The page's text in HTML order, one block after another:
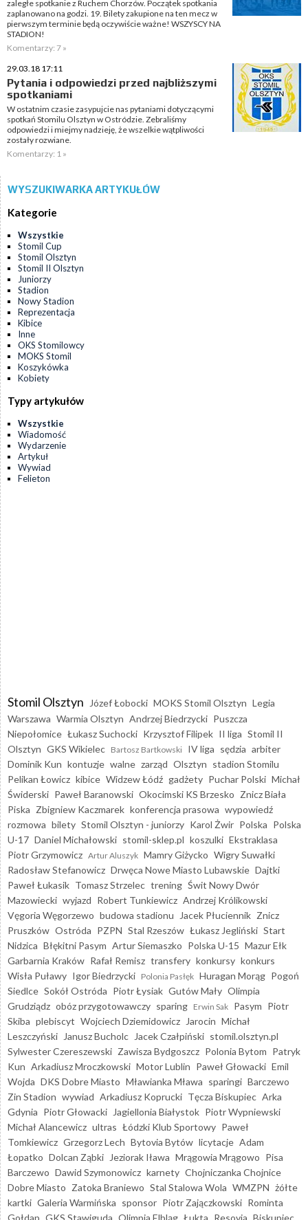
zaległe spotkanie z Ruchem Chorzów. Początek spotkania
zaplanowano na godzi. 19. Bilety zakupione na ten mecz w
pierwszym terminie będą oczywiście ważne! WSZYSCY NA
STADION!
Komentarzy: 7 »
29.03.18 17:11
Pytania i odpowiedzi przed najbliższymi
spotkaniami
W ostatnim czasie zasypujcie nas pytaniami dotyczącymi
spotkań Stomilu Olsztyn w Ostródzie. Zebraliśmy
odpowiedzi i miejmy nadzieję, że wszelkie wątpliwości
zostały rozwiane.
Komentarzy: 1 »
WYSZUKIWARKA ARTYKUŁÓW
Kategorie
Wszystkie
Stomil Cup
Stomil Olsztyn
Stomil II Olsztyn
Juniorzy
Stadion
Nowy Stadion
Reprezentacja
Kibice
Inne
OKS Stomilowcy
MOKS Stomil
Koszykówka
Kobiety
Typy artykułów
Wszystkie
Wiadomość
Wydarzenie
Artykuł
Wywiad
Felieton
Stomil Olsztyn Józef Łobocki MOKS Stomil Olsztyn Legia
Warszawa Warmia Olsztyn Andrzej Biedrzycki Puszcza
Niepołomice Łukasz Suchocki Krzysztof Filipek II liga Stomil II
Olsztyn GKS Wikielec Bartosz Bartkowski IV liga sędzia arbiter
Dominik Kun kontuzje walne zarząd Olsztyn stadion Stomilu
Pelikan Łowicz kibice Widzew Łódź gadżety Puchar Polski Michał
Świderski Paweł Baranowski Okocimski KS Brzesko Znicz Biała
Piska Zbigniew Kaczmarek konferencja prasowa wypowiedź
rozmowa bilety Stomil Olsztyn - juniorzy Karol Żwir Polska Polska
U-17 Daniel Michałowski stomil-sklep.pl koszulki Ekstraklasa
Piotr Grzymowicz Artur Aluszyk Mamry Giżycko Wigry Suwałki
Radosław Stefanowicz Drwęca Nowe Miasto Lubawskie Dajtki
Paweł Łukasik Tomasz Strzelec trening Świt Nowy Dwór
Mazowiecki wyjazd Robert Tunkiewicz Andrzej Królikowski
Vęgoria Węgorzewo budowa stadionu Jacek Płuciennik Znicz
Pruszków Ostróda PZPN Stal Rzeszów Łukasz Jegliński Start
Nidzica Błękitni Pasym Artur Siemaszko Polska U-15 Mazur Ełk
Garbarnia Kraków Rafał Remisz transfery konkursy konkurs
Wisła Puławy Igor Biedrzycki Polonia Pasłęk Huragan Morąg Pogoń
Siedlce Sokół Ostróda Piotr Łysiak Gutów Mały Olimpia
Grudziądz obóz przygotowawczy sparing Erwin Sak Pasym Piotr
Skiba plebiscyt Wojciech Dziemidowicz Jarocin Michał
Leszczyński
Janusz Bucholc Jacek Czałpiński stomil.olsztyn.pl
Sylwester Czereszewski Zawisza Bydgoszcz Polonia Bytom Patryk
Kun Arkadiusz Mroczkowski Motor Lublin Paweł Głowacki Emil
Wojda DKS Dobre Miasto Mławianka Mława sparingi Barczewo
Zin Stadion wywiad Arkadiusz Koprucki Tęcza Biskupiec Arka
Gdynia Piotr Głowacki Jagiellonia Białystok Piotr Wypniewski
Michał Alancewicz ultras Łódzki Klub Sportowy Paweł
Tomkiewicz Grzegorz Lech Bytovia Bytów licytacje Adam
Łopatko Dolcan Ząbki Jeziorak Iława Mrągowia Mrągowo Pisa
Barczewo Dawid Szymonowicz karnety Chojniczanka Chojnice
Dobre Miasto Zatoka Braniewo Stal Stalowa Wola WMZPN żółte
kartki Galeria Warmińska sponsor Piotr Zajączkowski Rominta
Gołdap GKS Stawiguda Olimpia Elbląg Łukta Resovia Biskupiec